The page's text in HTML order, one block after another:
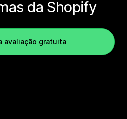
da Shopify
avaliação gratuita